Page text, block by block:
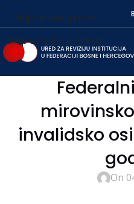
Skip to navigation
Skip to main content
invalidsko
On